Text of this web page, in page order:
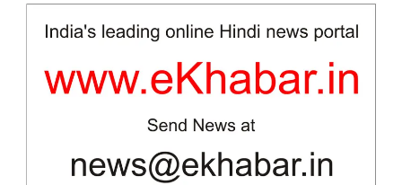
SUBSCRIBE NOW